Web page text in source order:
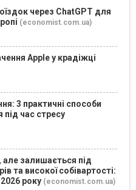
через ChatGPT для
(economist.com.ua)
Apple у крадіжці
3 практичні способи
під час стресу
але залишається під
та високої собівартості:
2026 року (economist.com.ua)